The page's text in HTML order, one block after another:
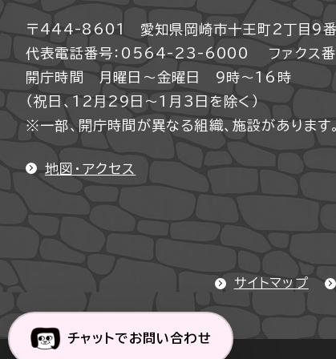
〒444-8601 愛知県岡崎市十王町2丁目9
代表電話番号：0564-23-6000
ファク
開庁時間 月曜日～金曜日 9時～16時
（祝日、12月29日～1月3日を除く）
※一部、開庁時間が異なる組織、施設があります。
地図・アクセス
サイトマップ
チャットでお問い合わせ